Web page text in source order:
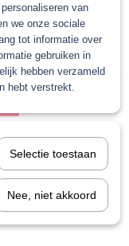
van
we onze sociale
tot informatie over
gebruiken in
hebben verzameld
hebt verstrekt.
Selectie toestaan
Nee, niet akkoord